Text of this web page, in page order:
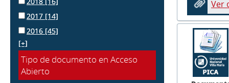
2017 [14]
2016 [45]
[+]
Tipo de documento en Acceso
Abierto
Ver